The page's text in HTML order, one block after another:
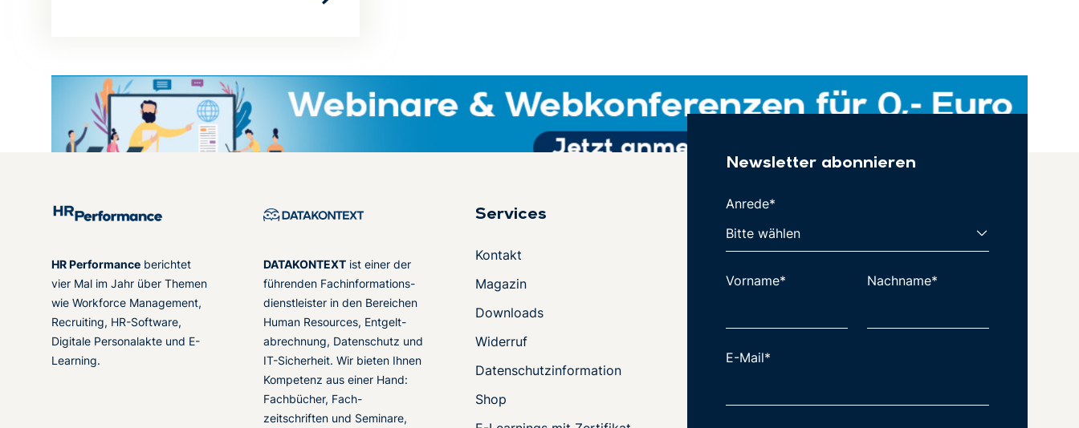
HR Performance berichtet
vier Mal im Jahr über Themen
wie Workforce Management,
Recruiting, HR-Software,
Digitale Personalakte und E-
Learning.
DATAKONTEXT ist einer der
führenden Fachinformations-
dienstleister in den Bereichen
Human Resources, Entgelt-
abrechnung, Datenschutz und
IT-Sicherheit. Wir bieten Ihnen
Kompetenz aus einer Hand:
Fachbücher, Fach-
zeitschriften und Seminare,
Services
Kontakt
Magazin
Downloads
Widerruf
Datenschutzinformation
Shop
Newsletter abonnieren
Anrede*
Vorname* Nachname*
E-Mail*